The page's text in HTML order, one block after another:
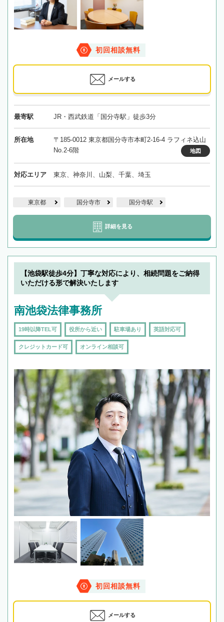
初回相談無料
メールする
最寄駅 JR・西武鉄道「国分寺駅」徒歩3分
所在地
〒185-0012 東京都国分寺市本町2-16-4 ラフィネ込山
No.2-6階
地図
対応エリア 東京、神奈川、山梨、千葉、埼玉
東京都 国分寺市 国分寺駅
詳細を見る
【池袋駅徒歩4分】丁寧な対応により、相続問題をご納得
いただける形で解決いたします
南池袋法律事務所
19時以降TEL可 役所から近い 駐車場あり 英語対応可
クレジットカード可 オンライン相談可
初回相談無料
メールする